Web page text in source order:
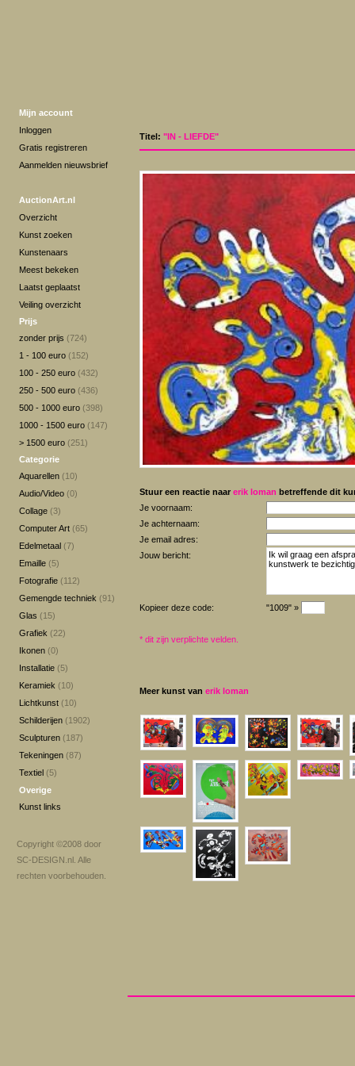
Mijn account
Inloggen
Gratis registreren
Aanmelden nieuwsbrief
AuctionArt.nl
Overzicht
Kunst zoeken
Kunstenaars
Meest bekeken
Laatst geplaatst
Veiling overzicht
Prijs
zonder prijs (724)
1 - 100 euro (152)
100 - 250 euro (432)
250 - 500 euro (436)
500 - 1000 euro (398)
1000 - 1500 euro (147)
> 1500 euro (251)
Categorie
Aquarellen (10)
Audio/Video (0)
Collage (3)
Computer Art (65)
Edelmetaal (7)
Emaille (5)
Fotografie (112)
Gemengde techniek (91)
Glas (15)
Grafiek (22)
Ikonen (0)
Installatie (5)
Keramiek (10)
Lichtkunst (10)
Schilderijen (1902)
Sculpturen (187)
Tekeningen (87)
Textiel (5)
Overige
Kunst links
Copyright ©2008 door
SC-DESIGN.nl . Alle
rechten voorbehouden.
Titel: "IN - LIEFDE"
Stuur een reactie naar erik loman betreffende dit
Je voornaam:
Je achternaam:
Je email adres:
Jouw bericht:
Kopieer deze code: "1009" »
* dit zijn verplichte velden.
Meer kunst van erik loman